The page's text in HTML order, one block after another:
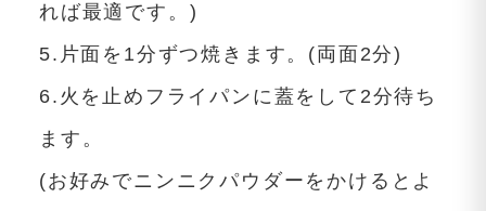
れば最適です。)
5.片面を1分ずつ焼きます。(両面2分)
6.火を止めフライパンに蓋をして2分待ち
ます。
(お好みでニンニクパウダーをかけるとよ